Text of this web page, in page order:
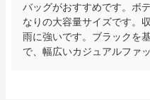
バッグがおすすめです。ボ
なりの大容量サイズです。
雨に強いです。ブラックを
で、幅広いカジュアルファ